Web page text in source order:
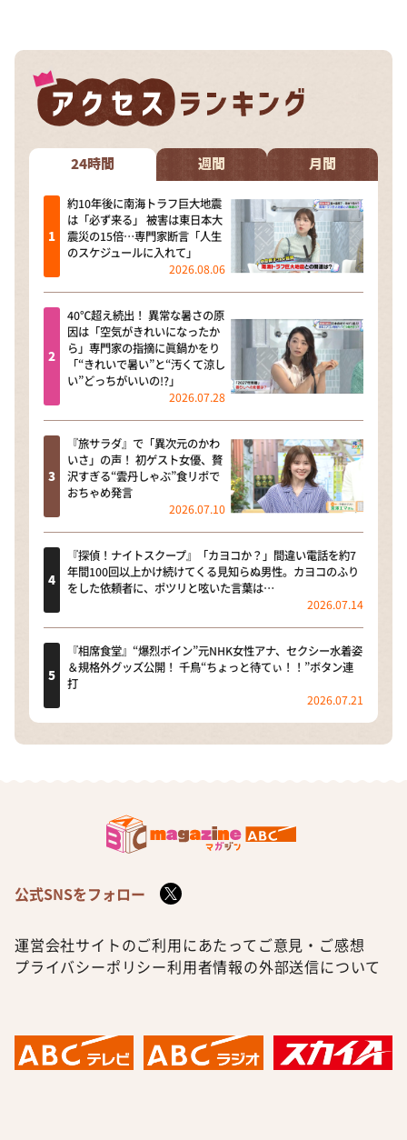
24時間 週間 月間
約10年後に南海トラフ巨大地震
は「必ず来る」 被害は東日本大
震災の15倍…専門家断言「人生
のスケジュールに入れて」
2026.08.06
40℃超え続出！ 異常な暑さの原
因は「空気がきれいになったか
ら」専門家の指摘に眞鍋かをり
「“きれいで暑い”と“汚くて涼し
い”どっちがいいの!?」
2026.07.28
『旅サラダ』で「異次元のかわ
いさ」の声！ 初ゲスト女優、贅
沢すぎる“雲丹しゃぶ”食リポで
おちゃめ発言
2026.07.10
『探偵！ナイトスクープ』「カヨコか？」間違い電話を約7
年間100回以上かけ続けてくる見知らぬ男性。カヨコのふり
をした依頼者に、ポツリと呟いた言葉は…
2026.07.14
『相席食堂』“爆烈ボイン”元NHK女性アナ、セクシー水着姿
＆規格外グッズ公開！ 千鳥“ちょっと待てぃ！！”ボタン連
打
2026.07.21
公式SNSをフォロー
運営会社サイトのご利用にあたって ご意見・ご感想
プライバシーポリシー利用者情報の外部送信について